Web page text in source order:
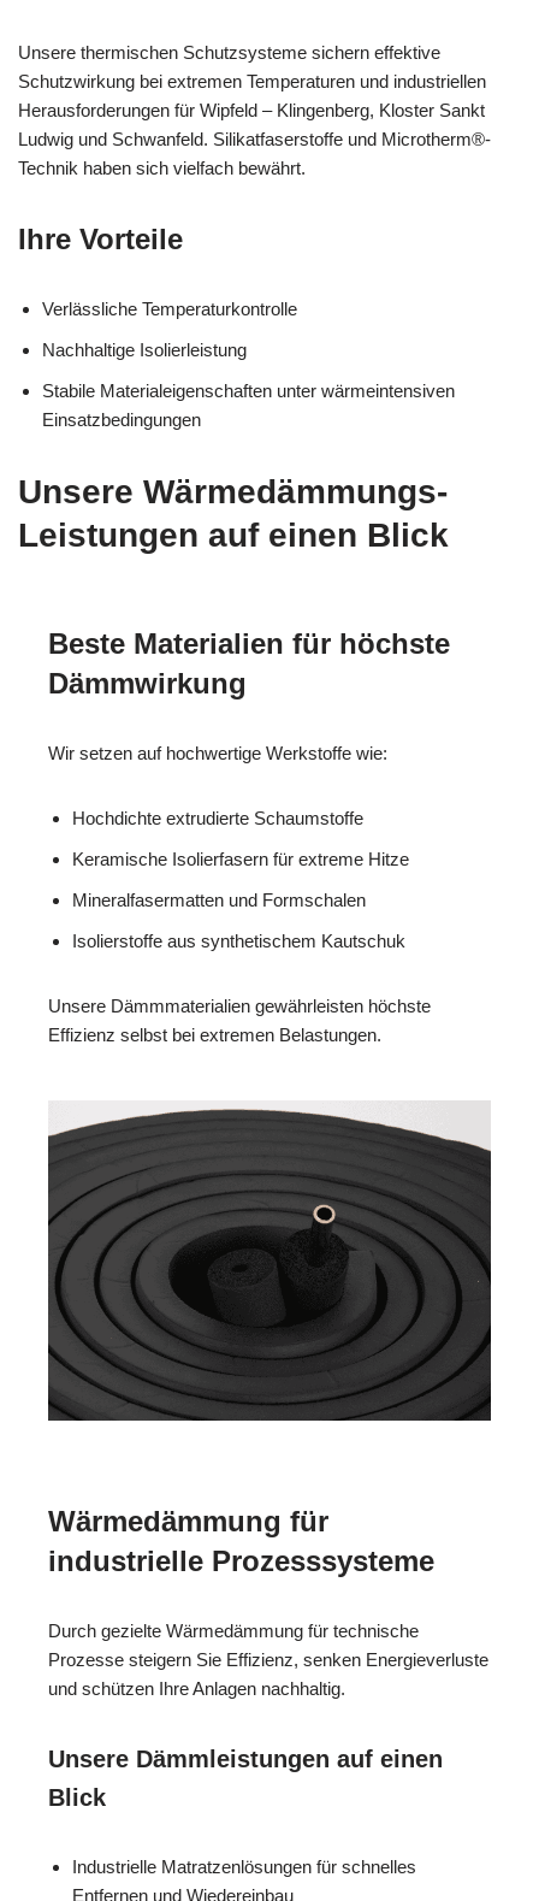
Unsere thermischen Schutzsysteme sichern effektive
Schutzwirkung bei extremen Temperaturen und industriellen
Herausforderungen für Wipfeld – Klingenberg, Kloster Sankt
Ludwig und Schwanfeld. Silikatfaserstoffe und Microtherm®-
Technik haben sich vielfach bewährt.
Ihre Vorteile
Verlässliche Temperaturkontrolle
Nachhaltige Isolierleistung
Stabile Materialeigenschaften unter wärmeintensiven
Einsatzbedingungen
Unsere Wärmedämmungs-
Leistungen auf einen Blick
Beste Materialien für höchste
Dämmwirkung
Wir setzen auf hochwertige Werkstoffe wie:
Hochdichte extrudierte Schaumstoffe
Keramische Isolierfasern für extreme Hitze
Mineralfasermatten und Formschalen
Isolierstoffe aus synthetischem Kautschuk
Unsere Dämmmaterialien gewährleisten höchste
Effizienz selbst bei extremen Belastungen.
Wärmedämmung für
industrielle Prozesssysteme
Durch gezielte Wärmedämmung für technische
Prozesse steigern Sie Effizienz, senken Energieverluste
und schützen Ihre Anlagen nachhaltig.
Unsere Dämmleistungen auf einen
Blick
Industrielle Matratzenlösungen für schnelles
Entfernen und Wiedereinbau